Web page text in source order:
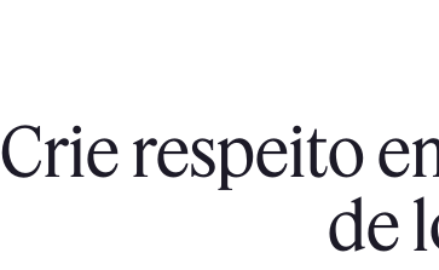
Crie respeito
de